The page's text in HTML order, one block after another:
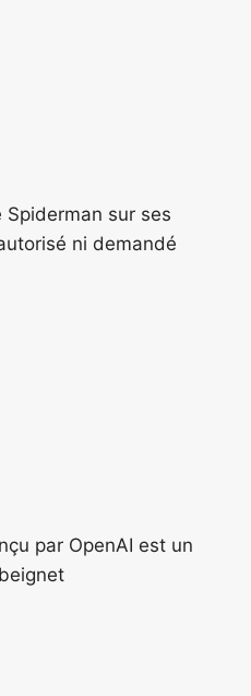
sur ses
ni demandé
par OpenAI est un